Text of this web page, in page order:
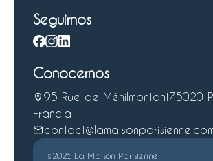
Seguirnos
Conocernos
95 Rue de Ménilmontant75020
Francia
©2026 La Maison Parisienne